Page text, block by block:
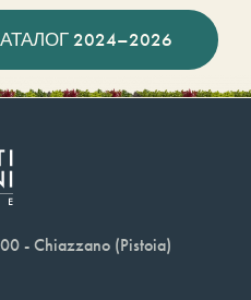
2024–2026
- Chiazzano (Pistoia)